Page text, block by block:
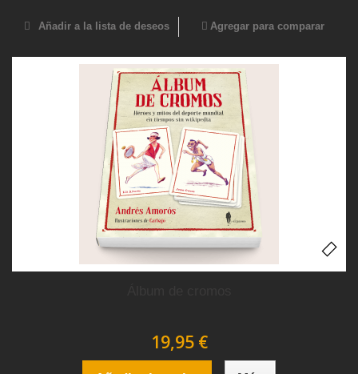
Añadir a la lista de deseos Agregar para comparar
19,95 €